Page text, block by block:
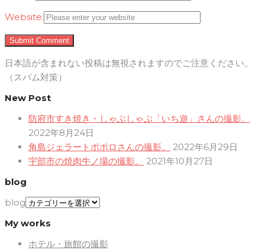
Website:
日本語が含まれない投稿は無視されますのでご注意ください。
（スパム対策）
New Post
防府市すき焼き・しゃぶしゃぶ「いち遊」さんの撮影。
2022年8月24日
角島ジェラートポポロさんの撮影。
2022年6月29日
宇部市の焼肉牛ノ場の撮影。
2021年10月27日
blog
blog
My works
ホテル・旅館の撮影